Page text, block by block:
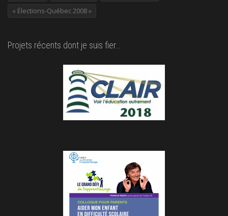
« Élections-Québec 2008 »
Projets récents dont je suis fier…